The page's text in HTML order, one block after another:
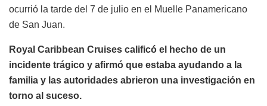
ocurrió la tarde del 7 de julio en el Muelle Panamericano
de San Juan.
Royal Caribbean Cruises calificó el hecho de un
incidente trágico y afirmó que estaba ayudando a la
familia y las autoridades abrieron una investigación en
torno al suceso.